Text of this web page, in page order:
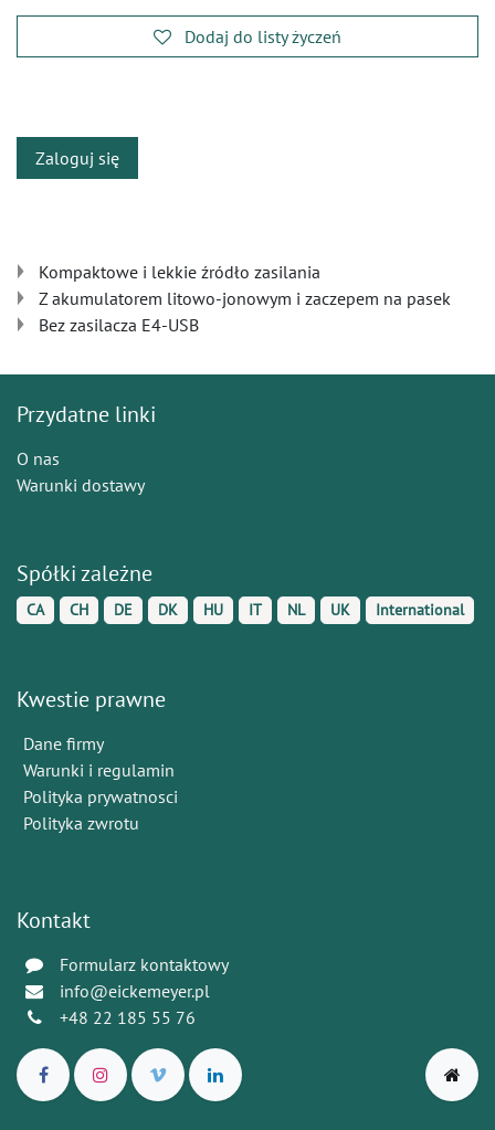
Dodaj do listy życzeń
Zaloguj się
Kompaktowe i lekkie źródło zasilania
Z akumulatorem litowo-jonowym i zaczepem na pasek
Bez zasilacza E4-USB
Przydatne linki
O nas
Warunki dostawy
Spółki zależne
CA CH DE DK HU IT NL UK International
Kwestie prawne
Dane firmy
Warunki i regulamin
Polityka prywatnosci
Polityka zwrotu
Kontakt
Formularz kontaktowy
info@eickemeyer.pl
+48 22 185 55 76